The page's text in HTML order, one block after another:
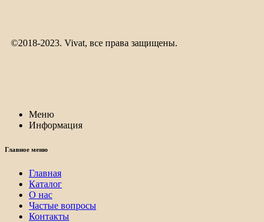
©2018-2023. Vivat, все права защищены.
Меню
Информация
Главное меню
Главная
Каталог
О нас
Частые вопросы
Контакты